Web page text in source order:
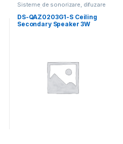
Sisteme de sonorizare, difuzare
muzicală
DS-QAZ0203G1-S Ceiling
Secondary Speaker 3W